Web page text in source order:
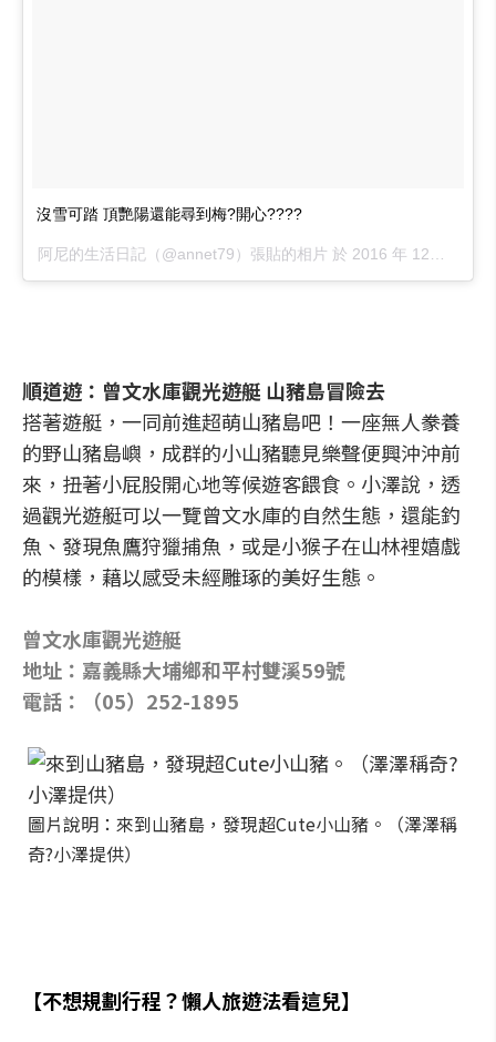
沒雪可踏 頂艷陽還能尋到梅?開心????
阿尼的生活日記（@annet79）張貼的相片 於 2016 年 12月 月 14 12:24上午 PST
順道遊：曾文水庫觀光遊艇 山豬島冒險去
搭著遊艇，一同前進超萌山豬島吧！一座無人豢養
的野山豬島嶼，成群的小山豬聽見樂聲便興沖沖前
來，扭著小屁股開心地等候遊客餵食。小澤說，透
過觀光遊艇可以一覽曾文水庫的自然生態，還能釣
魚、發現魚鷹狩獵捕魚，或是小猴子在山林裡嬉戲
的模樣，藉以感受未經雕琢的美好生態。
曾文水庫觀光遊艇
地址：嘉義縣大埔鄉和平村雙溪59號
電話：（05）252-1895
圖片說明：來到山豬島，發現超Cute小山豬。（澤澤稱
奇?小澤提供）
【不想規劃行程？懶人旅遊法看這兒】